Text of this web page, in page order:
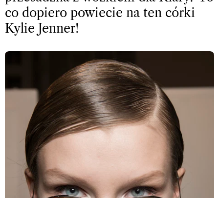
co dopiero powiecie na ten córki
Kylie Jenner!